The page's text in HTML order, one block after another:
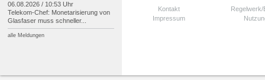
Kontakt
Impressum
06.08.2026 / 10:53 Uhr
Telekom-Chef: Monetarisierung von
Glasfaser muss schneller...
alle Meldungen